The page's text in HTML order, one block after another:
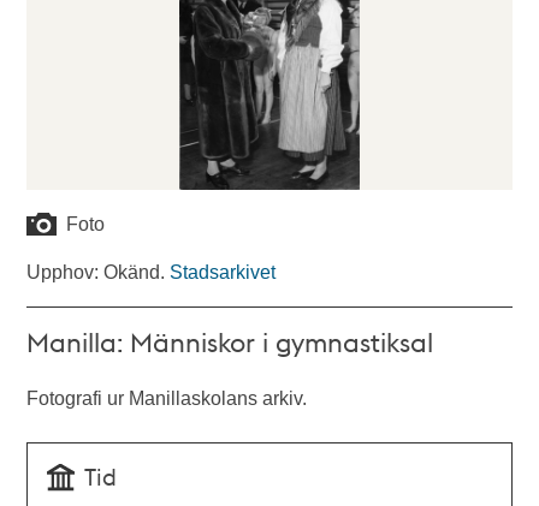
Foto
Upphov: Okänd. Stadsarkivet
Manilla: Människor i gymnastiksal
Fotografi ur Manillaskolans arkiv.
Tid